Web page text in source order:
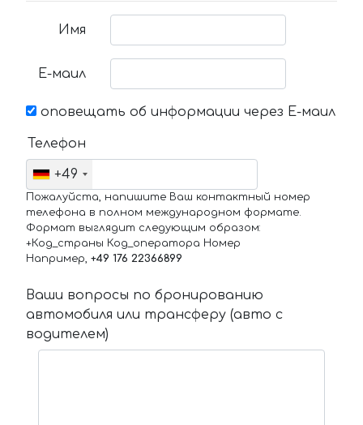
Имя
Е-маил
оповещать об информации через Е-маил
Телефон
+49
Пожалуйста, напишите Ваш контактный номер
телефона в полном международном формате.
Формат выглядит следующим образом:
+Код_страны Код_оператора Номер
Например, +49 176 22366899
Ваши вопросы по бронированию
автомобиля или трансферу (авто с
водителем)